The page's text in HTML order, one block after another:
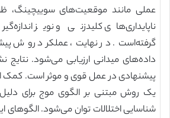
عملی مانند موقعیت‌های سوییچینگ،
ناپایداری‌های کلیدزنی و نویز
گرفته‌است. در نهایت، عملکرد روش
داده‌های میدانی ارزیابی می‌شود.
پیشنهادی در عمل قوی و موثر است. کمک
یک روش مبتنی بر الگوی موج برای
شناسایی اختلالات توان می‌شود. الگو‌های